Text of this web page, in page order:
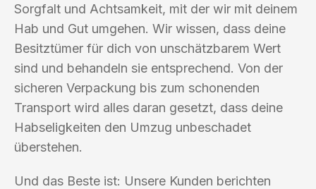
Sorgfalt und Achtsamkeit, mit der wir mit deinem
Hab und Gut umgehen. Wir wissen, dass deine
Besitztümer für dich von unschätzbarem Wert
sind und behandeln sie entsprechend. Von der
sicheren Verpackung bis zum schonenden
Transport wird alles daran gesetzt, dass deine
Habseligkeiten den Umzug unbeschadet
überstehen.
Und das Beste ist: Unsere Kunden berichten